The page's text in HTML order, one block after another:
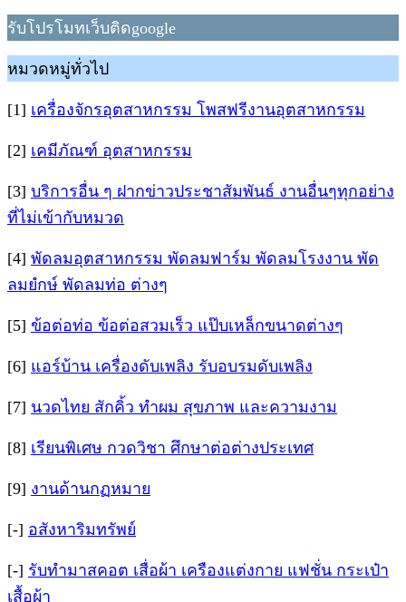
รับโปรโมทเว็บติดgoogle
หมวดหมู่ทั่วไป
[1] เครื่องจักรอุตสาหกรรม โพสฟรีงานอุตสาหกรรม
[2] เคมีภัณฑ์ อุตสาหกรรม
[3] บริการอื่น ๆ ฝากข่าวประชาสัมพันธ์ งานอื่นๆทุกอย่าง
ที่ไม่เข้ากับหมวด
[4] พัดลมอุตสาหกรรม พัดลมฟาร์ม พัดลมโรงงาน พัด
ลมยํกษ์ พัดลมท่อ ต่างๆ
[5] ข้อต่อท่อ ข้อต่อสวมเร็ว แป๊บเหล็กขนาดต่างๆ
[6] แอร์บ้าน เครื่องดับเพลิง รับอบรมดับเพลิง
[7] นวดไทย สักคิ้ว ทำผม สุขภาพ และความงาม
[8] เรียนพิเศษ กวดวิชา ศึกษาต่อต่างประเทศ
[9] งานด้านกฏหมาย
[-] อสังหาริมทรัพย์
[-] รับทำมาสคอต เสื่อผ้า เครืองแต่งกาย แฟชั่น กระเป๋า
เสื้อผ้า